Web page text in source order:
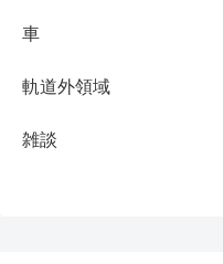
車
軌道外領域
雑談